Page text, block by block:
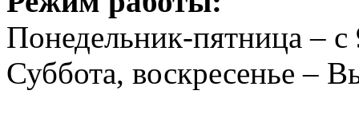
Понедельник-пятница –
Суббота, воскресенье –